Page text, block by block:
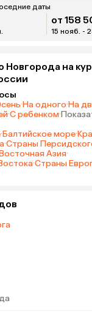
даты
от 158
15 нояб. -
Новгорода на
·На одного·На
·С ребенком·
·Балтийское море·
·Страны
Азия·
·Страны